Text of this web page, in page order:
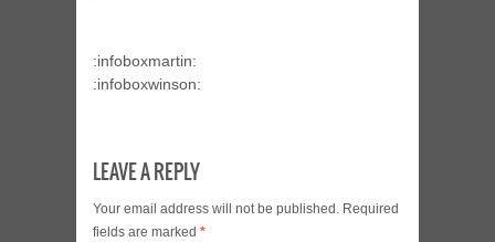
:infoboxmartin:
:infoboxwinson:
LEAVE A REPLY
Your email address will not be published. Required
fields are marked *